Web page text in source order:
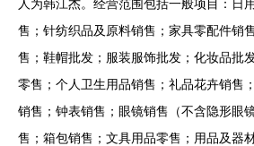
人为韩江杰。经营范围包括一般项目：日
售；针纺织品及原料销售；家具零配件销
售；鞋帽批发；服装服饰批发；化妆品批
零售；个人卫生用品销售；礼品花卉销售
销售；钟表销售；眼镜销售（不含隐形眼
售；箱包销售；文具用品零售；用品及器